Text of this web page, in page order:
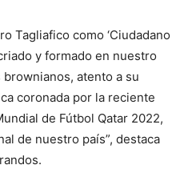
Tagliafico como ‘Ciudadano
y formado en nuestro
atento a su
coronada por la reciente
de Fútbol Qatar 2022,
de nuestro país”, destaca